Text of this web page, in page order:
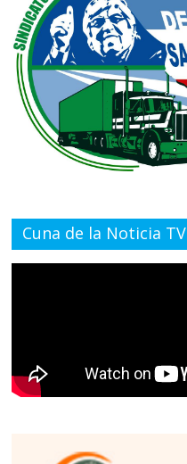
Cuna de la Noticia TV